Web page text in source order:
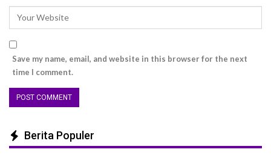
Save my name, email, and website in this browser for the next
time I comment.
Berita Populer